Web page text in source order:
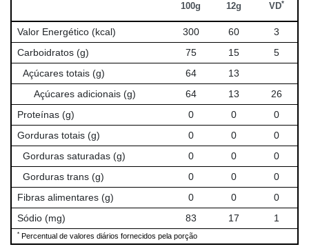
100g 12g
VD*
Valor Energético (kcal) 300 60
3
Carboidratos (g)
75 15
5
Açúcares totais (g)
64
13
Açúcares adicionais (g)
64 13
26
Proteínas (g)
0 0
0
Gorduras totais (g)
0 0
0
Gorduras saturadas (g)
0 0
0
Gorduras trans (g)
0 0
0
Fibras alimentares (g)
0 0
0
Sódio (mg)
83 17 1
* Percentual de valores diários fornecidos pela porção